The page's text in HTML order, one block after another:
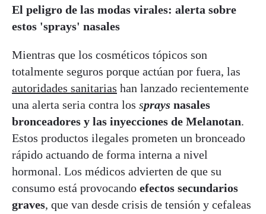
El peligro de las modas virales: alerta sobre
estos 'sprays' nasales
Mientras que los cosméticos tópicos son
totalmente seguros porque actúan por fuera, las
autoridades sanitarias han lanzado recientemente
una alerta seria contra los sprays nasales
bronceadores y las inyecciones de Melanotan.
Estos productos ilegales prometen un bronceado
rápido actuando de forma interna a nivel
hormonal. Los médicos advierten de que su
consumo está provocando efectos secundarios
graves, que van desde crisis de tensión y cefaleas